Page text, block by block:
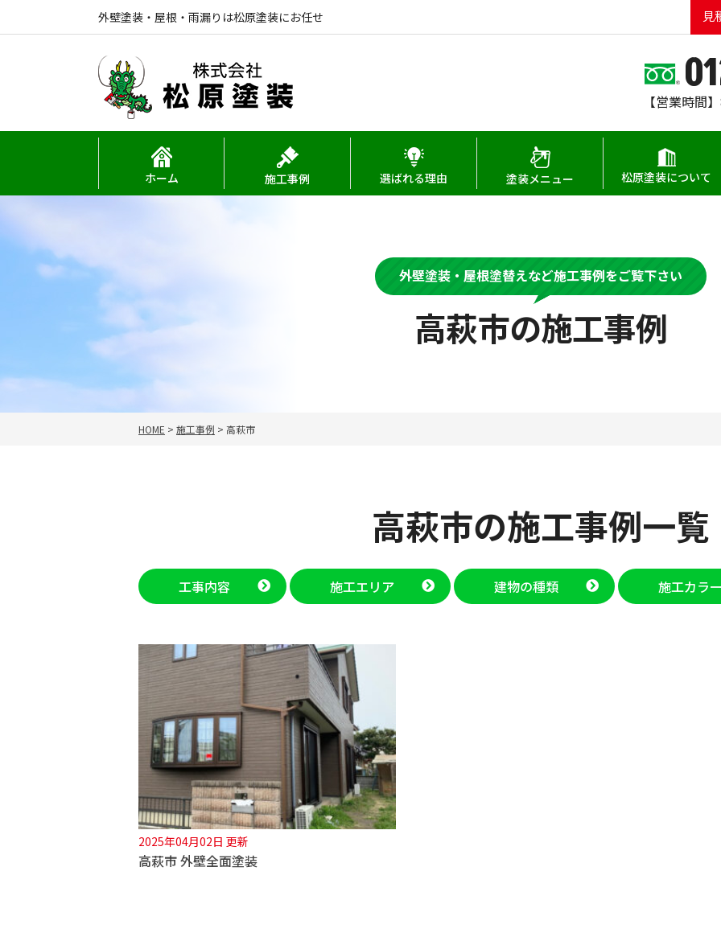
外壁塗装・屋根・雨漏りは松原塗装にお任せ 見
【営業時間
ホーム 施工事例 選ばれる理由 塗装メニュー 松原塗装について
高萩市の施工事例
外壁塗装・屋根塗替えなど施工事例をご覧下さい
HOME > 施工事例 > 高萩市
高萩市の施工事例一覧
工事内容 施工エリア 建物の種類 施工カラ
2025年04月02日 更新
高萩市 外壁全面塗装